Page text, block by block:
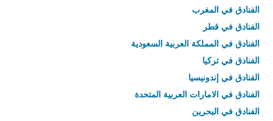
الفنادق في المغرب
الفنادق في قطر
الفنادق في المملكة العربية السعودية
الفنادق في تركيا
الفنادق في إندونيسيا
الفنادق في الامارات العربية المتحدة
الفنادق في البحرين